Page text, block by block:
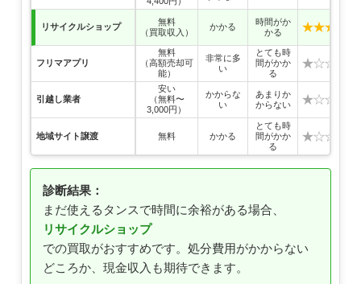
リサイクルショップ
フリマアプリ
引越し業者
地域サイト譲渡
無料
（買取収入）
かかる
時間がか
かる
★★★★★
無料
（高額売却可
能）
非常に多
い
とても時
間がかか
る
★☆☆☆☆
安い
（無料〜
3,000円）
かからな
い
あまりか
からない
★☆☆☆☆
無料 かかる
とても時
間がかか
る
★☆☆☆☆
診断結果：
まだ使えるタンスで時間に余裕がある場合、
リサイクルショップ
での買取がおすすめです。処分費用がかからない
どころか、現金収入も期待できます。